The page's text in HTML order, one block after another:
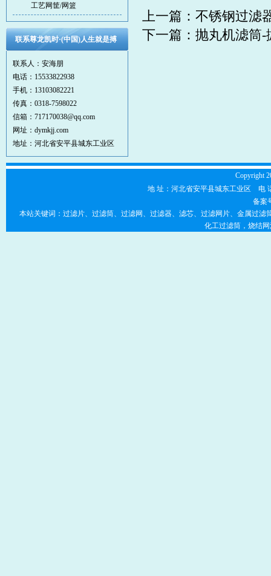
工艺网筐/网篮
联系尊龙凯时·(中国)人生就是搏
联系人：安海朋
电话：15533822938
手机：13103082221
传真：0318-7598022
信箱：717170038@qq.com
网址：dymkjj.com
地址：河北省安平县城东工业区
上一篇： 不锈钢过滤
下一篇： 抛丸机滤筒-
Copyright
地 址：河北省安平县城东工业区 电 话
备案
本站关键词：过滤片、过滤筒、过滤网、过滤器、滤芯、过滤网片、金属过
化工过滤筒，烧结